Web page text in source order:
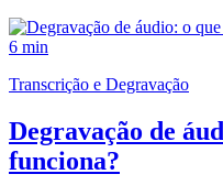
6 min
Transcrição e Degravação
Degravação de
funciona?